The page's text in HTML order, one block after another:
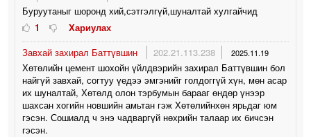
Буруутаныг шоронд хий,сэтгэлгүй,шуналтай хулгайчид
1
Хариулах
Завхай захирал Баттүвшин
202.21.113.238 2025.11.19
Хөтөлийн цемент шохойн үйлдвэрийн захирал Баттүвшин бол
найгүй завхай, согтуу үедээ эмгэнийг голдоггүй хүн, мөн асар
их шуналтай, Хөтөлд олон тэрбумын барааг өндөр үнээр
шахсан хогийн новшийн амьтан гэж Хөтөлийнхөн ярьдаг юм
гэсэн. Сошиалд ч энэ чадваргүй нөхрийн талаар их бичсэн
гэсэн.